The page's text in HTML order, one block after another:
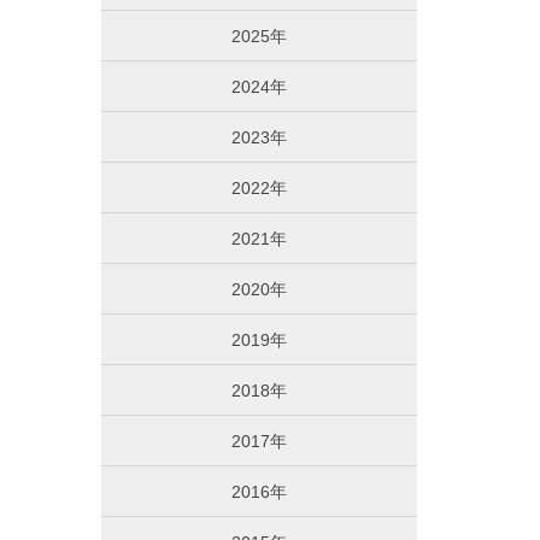
2025年
2024年
2023年
2022年
2021年
2020年
2019年
2018年
2017年
2016年